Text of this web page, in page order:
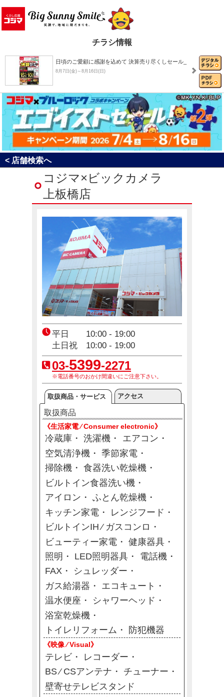
チラシ情報
日頃のご愛顧に感謝を込めて 決算売り尽くしセール_
8月7日(金)～8月16日(日)
8月おすすめチラシ
8月1日(土)～8月31日(月)
決算売り尽くしセール！
最大20％還元！4週連続キャッシュレスキャンペーン…
コジマ×ブルーロック コラボキャンペーン「エゴイ…
7月4日(土)～8月16日(日)
コジ坊＆マコちゃんのLINEスタンプ好評販売中！
4月24日(金)～10月31日(土)
【東京都】東京アプリ生活応援事業スタート
2月2日(月)～8月20日(木)
エアコン2027年問題！
< 店舗検索へ
コジマ×ビックカメラ
上板橋店
平日 10:00 - 19:00
土日祝 10:00 - 19:00
03-5399-2271
※電話番号のおかけ間違いにご注意下さい。
取扱商品・サービス アクセス
取扱商品
《生活家電 ⁄ Consumer electronic》
冷蔵庫 洗濯機
エアコン
空気清浄機
季節家電
掃除機
食器洗い乾燥機
ビルトイン食器洗い機
アイロン
ふとん乾燥機
キッチン家電
レンジフード
ビルトインIH ⁄ ガスコンロ
ビューティー家電
健康器具
照明
LED照明器具
電話機
FAX
シュレッダー
ガス給湯器
エコキュート
温水便座
シャワーヘッド
浴室乾燥機
トイレリフォーム
防犯機器
《映像 ⁄ Visual》
テレビ
レコーダー
BS ⁄ CSアンテナ
チューナー
壁寄せテレビスタンド